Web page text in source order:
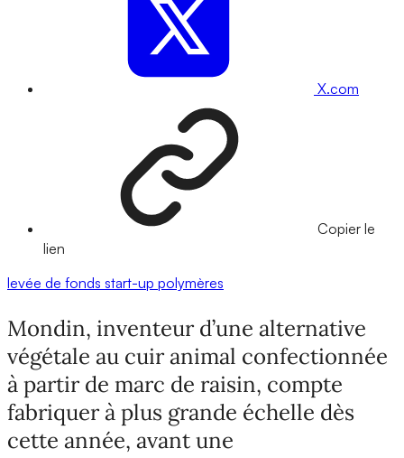
X.com
Copier le
lien
levée de fonds start-up polymères
Mondin, inventeur d’une alternative
végétale au cuir animal confectionnée
à partir de marc de raisin, compte
fabriquer à plus grande échelle dès
cette année, avant une